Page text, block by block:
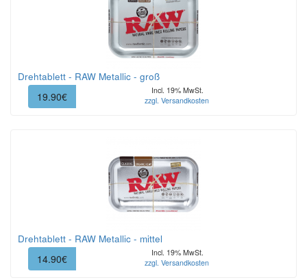
Drehtablett - RAW Metallic - groß
19.90€
Incl. 19% MwSt.
zzgl. Versandkosten
Drehtablett - RAW Metallic - mittel
14.90€
Incl. 19% MwSt.
zzgl. Versandkosten